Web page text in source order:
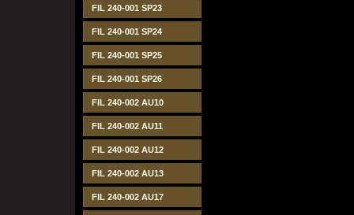
FIL 240-001 SP23
FIL 240-001 SP24
FIL 240-001 SP25
FIL 240-001 SP26
FIL 240-002 AU10
FIL 240-002 AU11
FIL 240-002 AU12
FIL 240-002 AU13
FIL 240-002 AU17